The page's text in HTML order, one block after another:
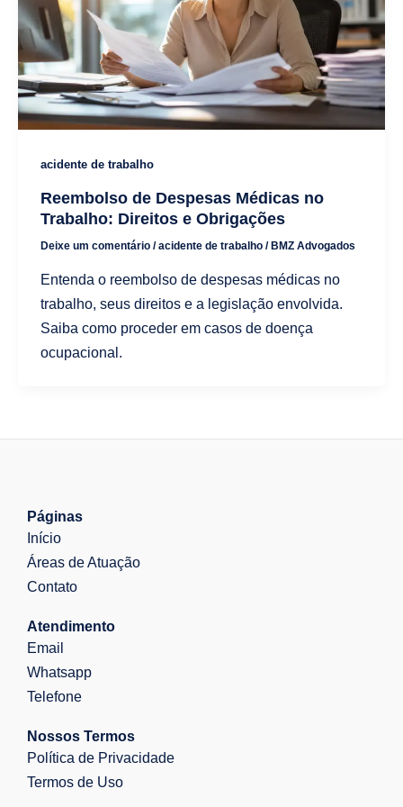
acidente de trabalho
Reembolso de Despesas Médicas no
Trabalho: Direitos e Obrigações
Deixe um comentário /acidente de trabalho/ BMZ Advogados
Entenda o reembolso de despesas médicas no
trabalho, seus direitos e a legislação envolvida.
Saiba como proceder em casos de doença
ocupacional.
Páginas
Início
Áreas de Atuação
Contato
Atendimento
Email
Whatsapp
Telefone
Nossos Termos
Política de Privacidade
Termos de Uso